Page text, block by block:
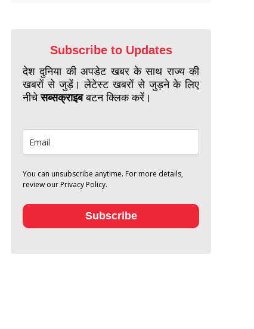
Subscribe to Updates
देश दुनिया की अपडेट खबर के साथ राज्य की
खबरों से जुड़ें। लेटेस्ट खबरों से जुड़ने के लिए
नीचेसब्सक्राइबबटन क्लिक करें।
You can unsubscribe anytime. For more details,
review our Privacy Policy.
Subscribe